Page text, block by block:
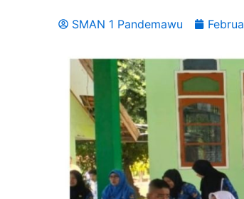
SMAN 1 Pandemawu